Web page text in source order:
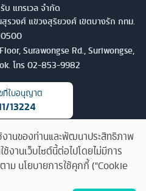
บ แทรเวล จำกัด
รวงศ์ แขวงสุริยวงศ์ เขตบางรัก กทม.
Surawongse Rd., Suriwongse,
โทร 02-853-9982
ที่ใบอนุญาต
13224
งานของท่านและพัฒนาประสิทธิภาพ
งานเว็บไซต์นี้ต่อไปโดยไม่มีการ
ม นโยบายการใช้คุกกี้ ("Cookie